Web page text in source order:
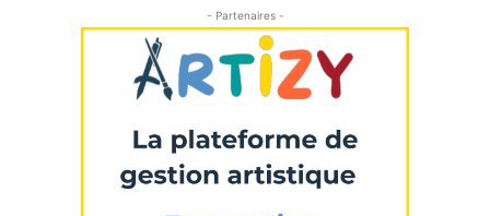
- Partenaires -